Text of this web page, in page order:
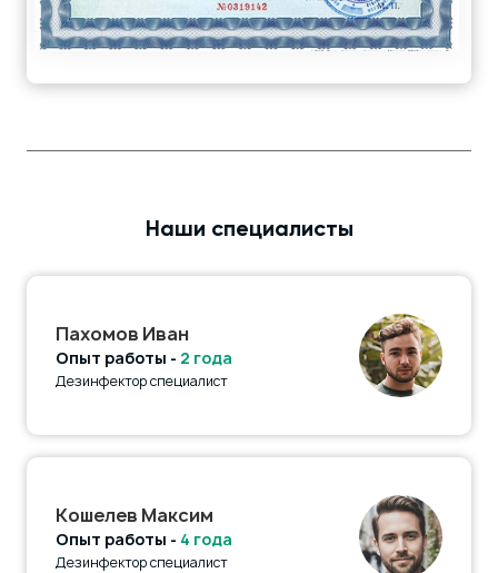
Наши специалисты
Пахомов Иван
Опыт работы - 2 года
Дезинфектор специалист
Кошелев Максим
Опыт работы - 4 года
Дезинфектор специалист